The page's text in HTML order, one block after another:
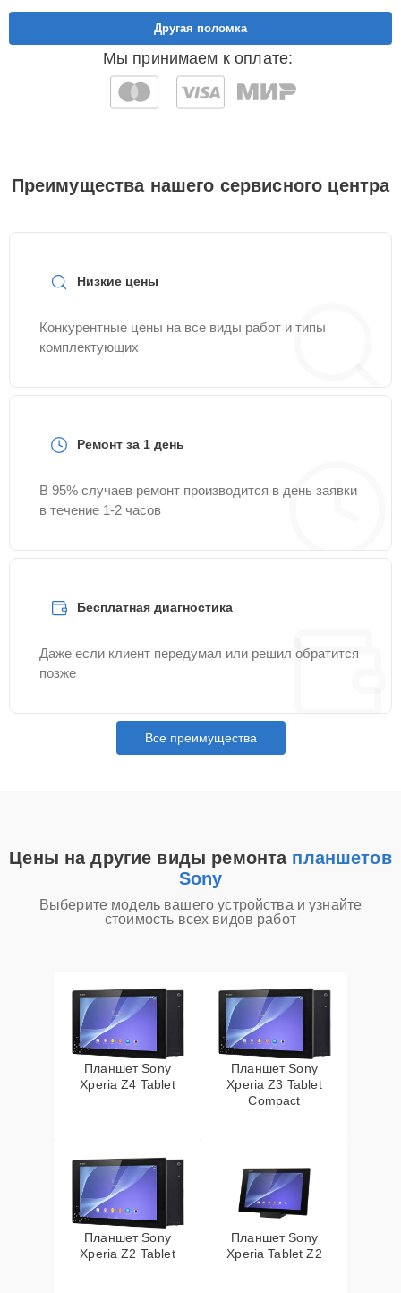
Мы принимаем к оплате:
Другая поломка
Преимущества нашего сервисного центра
Низкие цены
Конкурентные цены на все виды работ и типы
комплектующих
Ремонт за 1 день
В 95% случаев ремонт производится в день заявки
в течение 1-2 часов
Бесплатная диагностика
Даже если клиент передумал или решил обратится
позже
Все преимущества
Цены на другие виды ремонта планшетов
Sony
Выберите модель вашего устройства и узнайте
стоимость всех видов работ
Планшет Sony
Xperia Z4 Tablet
Планшет Sony
Xperia Z3 Tablet
Compact
Планшет Sony
Xperia Z2 Tablet
Планшет Sony
Xperia Tablet Z2